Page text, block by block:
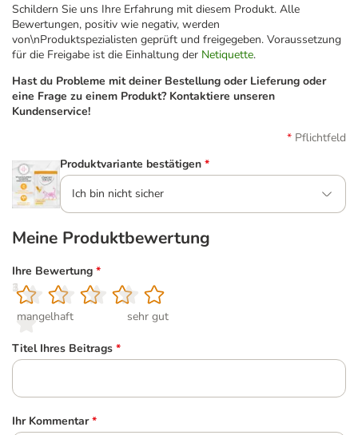
Schildern Sie uns Ihre Erfahrung mit diesem Produkt. Alle
Bewertungen, positiv wie negativ, werden
von\nProduktspezialisten geprüft und freigegeben. Voraussetzung
für die Freigabe ist die Einhaltung der Netiquette.
Hast du Probleme mit deiner Bestellung oder Lieferung oder
eine Frage zu einem Produkt? Kontaktiere unseren
Kundenservice!
Pflichtfeld
Produktvariante bestätigen *
Ich bin nicht sicher
Meine Produktbewertung
Ihre Bewertung *
1
mangelhaft
2
3
4
5
sehr gut
Titel Ihres Beitrags *
Ihr Kommentar *